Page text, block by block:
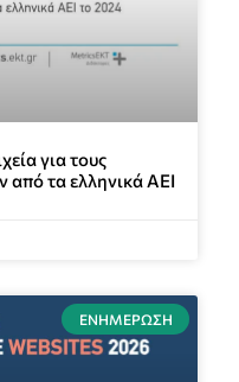
για τους
από τα ελληνικά ΑΕΙ
ΕΝΗΜΈΡΩΣΗ